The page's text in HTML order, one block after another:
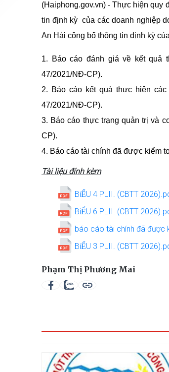
(Haiphong.gov.vn) - Thực hiện quy
tin định kỳ của các doanh nghiệp
An Hải công bố thông tin định kỳ
1. Báo cáo đánh giá về kết quả
47/2021/NĐ-CP).
2. Báo cáo kết quả thực hiện
47/2021/NĐ-CP).
3. Báo cáo thực trạng quản trị và
CP).
4. Báo cáo tài chính đã được kiểm
Tài liệu đính kèm
BiỂU 4 PLII. (CBTT
BiỂU 6 PLII. (CBTT
báo cáo tài chính đã được
BiỂU 3 PLII. (CBTT
Phạm Thị Phương Mai